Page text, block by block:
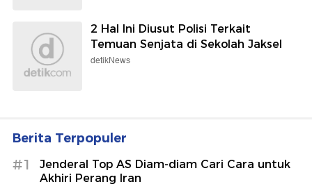
2 Hal Ini Diusut Polisi Terkait
Temuan Senjata di Sekolah Jaksel
detikNews
Berita Terpopuler
#1
Jenderal Top AS Diam-diam Cari Cara untuk
Akhiri Perang Iran